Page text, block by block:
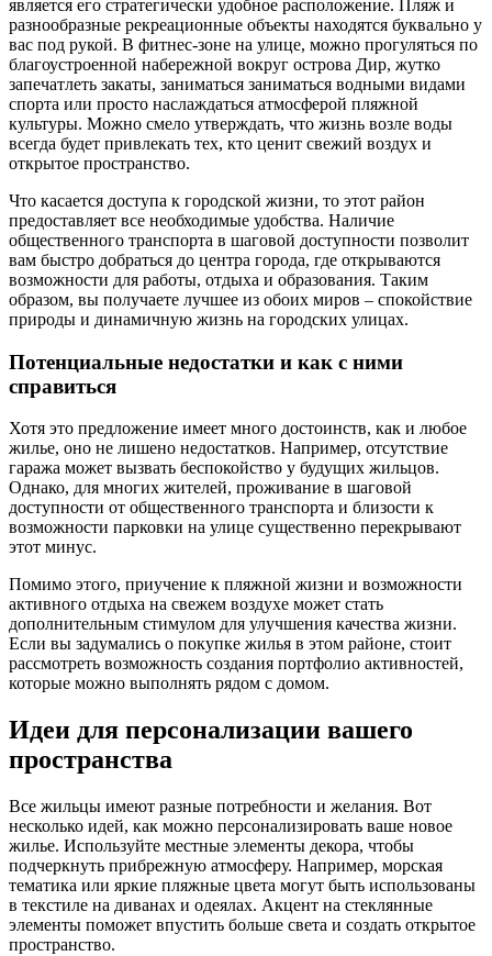
является его стратегически удобное расположение. Пляж и
разнообразные рекреационные объекты находятся буквально у
вас под рукой. В фитнес-зоне на улице, можно прогуляться по
благоустроенной набережной вокруг острова Дир, жутко
запечатлеть закаты, заниматься заниматься водными видами
спорта или просто наслаждаться атмосферой пляжной
культуры. Можно смело утверждать, что жизнь возле воды
всегда будет привлекать тех, кто ценит свежий воздух и
открытое пространство.
Что касается доступа к городской жизни, то этот район
предоставляет все необходимые удобства. Наличие
общественного транспорта в шаговой доступности позволит
вам быстро добраться до центра города, где открываются
возможности для работы, отдыха и образования. Таким
образом, вы получаете лучшее из обоих миров – спокойствие
природы и динамичную жизнь на городских улицах.
Потенциальные недостатки и как с ними
справиться
Хотя это предложение имеет много достоинств, как и любое
жилье, оно не лишено недостатков. Например, отсутствие
гаража может вызвать беспокойство у будущих жильцов.
Однако, для многих жителей, проживание в шаговой
доступности от общественного транспорта и близости к
возможности парковки на улице существенно перекрывают
этот минус.
Помимо этого, приучение к пляжной жизни и возможности
активного отдыха на свежем воздухе может стать
дополнительным стимулом для улучшения качества жизни.
Если вы задумались о покупке жилья в этом районе, стоит
рассмотреть возможность создания портфолио активностей,
которые можно выполнять рядом с домом.
Идеи для персонализации вашего
пространства
Все жильцы имеют разные потребности и желания. Вот
несколько идей, как можно персонализировать ваше новое
жилье. Используйте местные элементы декора, чтобы
подчеркнуть прибрежную атмосферу. Например, морская
тематика или яркие пляжные цвета могут быть использованы
в текстиле на диванах и одеялах. Акцент на стеклянные
элементы поможет впустить больше света и создать открытое
пространство.